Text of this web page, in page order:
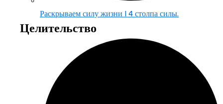
Раскрываем силу жизни | 4 столпа силы.
Целительство